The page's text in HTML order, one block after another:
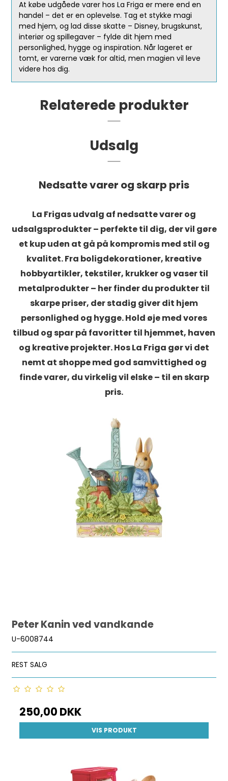
At købe udgåede varer hos La Friga er mere end en
handel – det er en oplevelse. Tag et stykke magi
med hjem, og lad disse skatte – Disney, brugskunst,
interiør og spillegaver – fylde dit hjem med
personlighed, hygge og inspiration. Når lageret er
tomt, er varerne væk for altid, men magien vil leve
videre hos dig.
Relaterede produkter
Udsalg
Nedsatte varer og skarp pris
La Frigas udvalg af nedsatte varer og
udsalgsprodukter – perfekte til dig, der vil gøre
et kup uden at gå på kompromis med stil og
kvalitet. Fra boligdekorationer, kreative
hobbyartikler, tekstiler, krukker og vaser til
metalprodukter – her finder du produkter til
skarpe priser, der stadig giver dit hjem
personlighed og hygge. Hold øje med vores
tilbud og spar på favoritter til hjemmet, haven
og kreative projekter. Hos La Friga gør vi det
nemt at shoppe med god samvittighed og
finde varer, du virkelig vil elske – til en skarp
pris.
Peter Kanin ved vandkande
U-6008744
REST SALG
250,00 DKK
VIS PRODUKT